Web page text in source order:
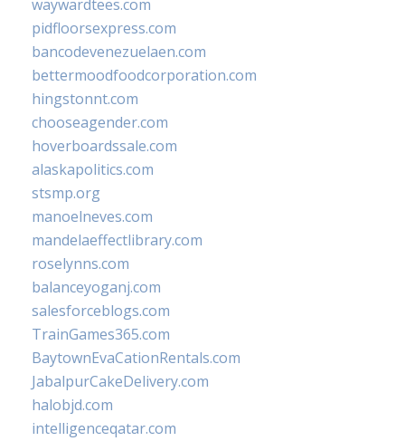
waywardtees.com
pidfloorsexpress.com
bancodevenezuelaen.com
bettermoodfoodcorporation.com
hingstonnt.com
chooseagender.com
hoverboardssale.com
alaskapolitics.com
stsmp.org
manoelneves.com
mandelaeffectlibrary.com
roselynns.com
balanceyoganj.com
salesforceblogs.com
TrainGames365.com
BaytownEvaCationRentals.com
JabalpurCakeDelivery.com
halobjd.com
intelligenceqatar.com